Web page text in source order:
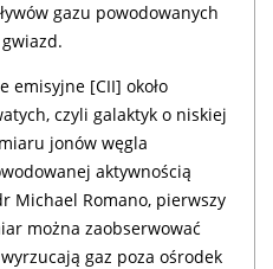
gazu powodowanych
emisyjne [CII] około
czyli galaktyk o niskiej
jonów węgla
aktywnością
Michael Romano, pierwszy
można zaobserwować
gaz poza ośrodek